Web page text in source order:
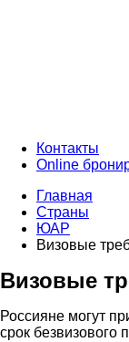
Контакты
Online
Главная
Страны
ЮАР
Визовые
Визовые
Россияне могут
срок безвизового